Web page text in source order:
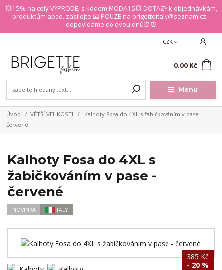
💥15% na celý VÝPRODEJ s kódem MODA15💥 DOTAZY k objednávkám,
produktům apod. zasílejte 📧 POUZE na brigetteitaly@seznam.cz -
odpovídáme do dvou dnů⏰⏰
Menu
CZK
0,00 Kč
Úvod VĚTŠÍ VELIKOSTI
Kalhoty Fosa do 4XL s žabičkováním v pase -
červené
Kalhoty Fosa do 4XL s
žabičkováním v pase -
červené
NOVINKA ITALY
385 Kč
- 20 %